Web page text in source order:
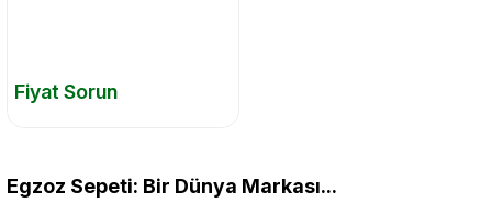
Fiyat Sorun
Egzoz Sepeti: Bir Dünya Markası...